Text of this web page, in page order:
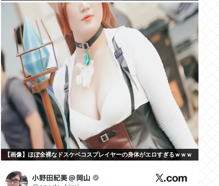
【画像】ほぼ全裸なドスケベコスプレイヤーの身体がエロすぎるｗｗｗ